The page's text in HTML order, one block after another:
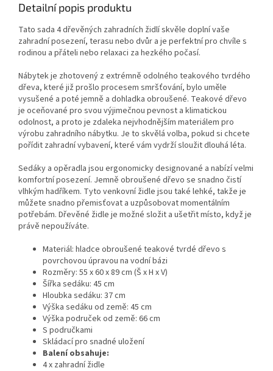
Detailní popis produktu
Tato sada 4 dřevěných zahradních židlí skvěle doplní vaše
zahradní posezení, terasu nebo dvůr a je perfektní pro chvíle s
rodinou a přáteli nebo relaxaci za hezkého počasí.
Nábytek je zhotovený z extrémně odolného teakového tvrdého
dřeva, které již prošlo procesem smršťování, bylo uměle
vysušené a poté jemně a dohladka obroušené. Teakové dřevo
je oceňované pro svou výjimečnou pevnost a klimatickou
odolnost, a proto je zdaleka nejvhodnějším materiálem pro
výrobu zahradního nábytku. Je to skvělá volba, pokud si chcete
pořídit zahradní vybavení, které vám vydrží sloužit dlouhá léta.
Sedáky a opěradla jsou ergonomicky designované a nabízí velmi
komfortní posezení. Jemně obroušené dřevo se snadno čistí
vlhkým hadříkem. Tyto venkovní židle jsou také lehké, takže je
můžete snadno přemisťovat a uzpůsobovat momentálním
potřebám. Dřevěné židle je možné složit a ušetřit místo, když je
právě nepoužíváte.
Materiál: hladce obroušené teakové tvrdé dřevo s
povrchovou úpravou na vodní bázi
Rozměry: 55 x 60 x 89 cm (Š x H x V)
Šířka sedáku: 45 cm
Hloubka sedáku: 37 cm
Výška sedáku od země: 45 cm
Výška područek od země: 66 cm
S područkami
Skládací pro snadné uložení
Balení obsahuje:
4 x zahradní židle